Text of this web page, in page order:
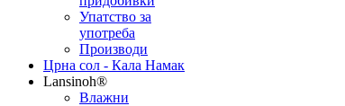
Упатство за
употреба
Производи
Црна сол - Кала Намак
Lansinoh®
Влажни